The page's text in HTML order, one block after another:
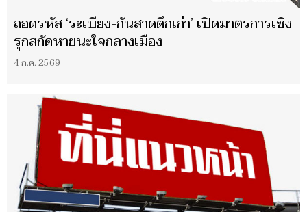
ถอดรหัส ‘ระเบียง-กันสาดตึกเก่า’ เปิดมาตรการเชิง
รุกสกัดหายนะใจกลางเมือง
4 ก.ค. 2569